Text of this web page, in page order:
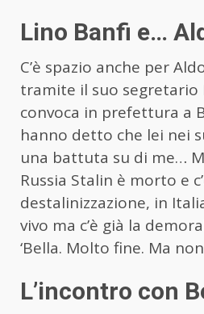
Lino Banfi e…
C’è spazio anche per
tramite il suo segretario
convoca in prefettura a
hanno detto che lei nei
una battuta su di me…
Russia Stalin è morto e
destalinizzazione, in
vivo ma c’è già la
‘Bella. Molto fine. Ma
L’incontro con